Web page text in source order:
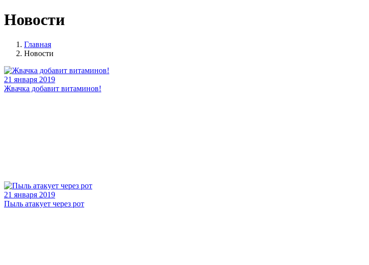
Новости
Главная
Новости
21 января 2019
Жвачка добавит витаминов!
21 января 2019
Пыль атакует через рот